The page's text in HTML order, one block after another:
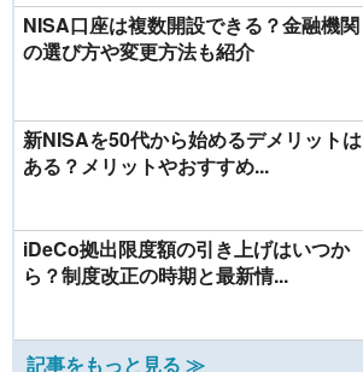
NISA口座は複数開設できる？金融機関
の選び方や変更方法も紹介
新NISAを50代から始めるデメリットは
ある？メリットやおすすめ...
iDeCo拠出限度額の引き上げはいつか
ら？制度改正の時期と最新情...
記事をもっと見る ≫